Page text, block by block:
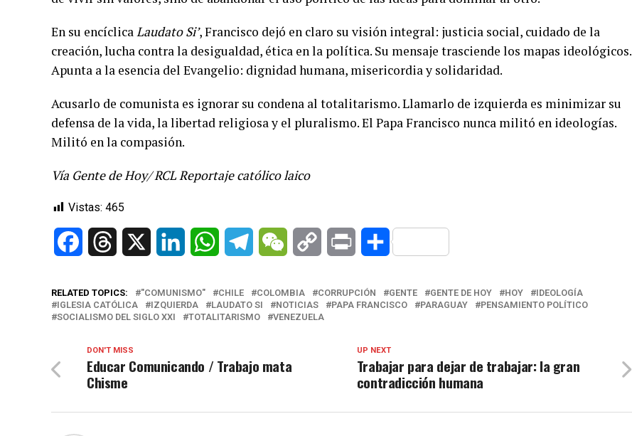
En su encíclicaLaudato Si’, Francisco dejó en claro su visión integral: justicia social, cuidado de la
creación, lucha contra la desigualdad, ética en la política. Su mensaje trasciende los mapas ideológicos.
Apunta a la esencia del Evangelio: dignidad humana, misericordia y solidaridad.
Acusarlo de comunista es ignorar su condena al totalitarismo. Llamarlo de izquierda es minimizar su
defensa de la vida, la libertad religiosa y el pluralismo. El Papa Francisco nunca militó en ideologías.
Militó en la compasión.
Vía Gente de Hoy/ RCL Reportaje católico laico
Vistas: 465
FacebookThreads LinkedIn WhatsAppTelegramWeChat Copy Print Compartir
RELATED TOPICS: "COMUNISMO" CHILE COLOMBIA CORRUPCIÓN GENTE GENTE DE HOY HOY
IDEOLOGÍA
IGLESIA CATÓLICA
IZQUIERDA LAUDATO SI NOTICIAS PAPA FRANCISCO PARAGUAY
PENSAMIENTO POLÍTICO
SOCIALISMO DEL SIGLO XXI
TOTALITARISMO VENEZUELA
UP NEXT
Trabajar para dejar de trabajar: la gran
contradicción humana
DON'T MISS
Educar Comunicando / Trabajo mata
Chisme